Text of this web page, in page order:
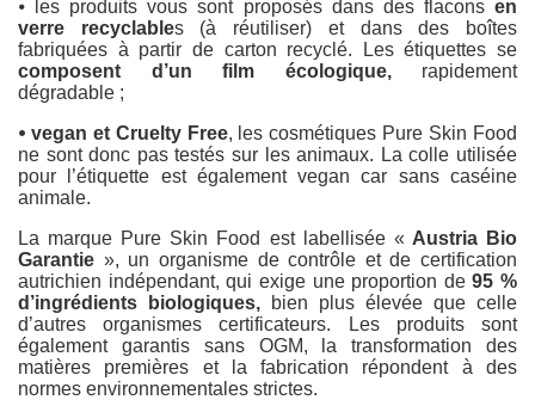
⦁ les produits vous sont proposés dans des flacons en
verre recyclables (à réutiliser) et dans des boîtes
fabriquées à partir de carton recyclé. Les étiquettes se
composent d’un film écologique,rapidement
dégradable ;
⦁ vegan et Cruelty Free, les cosmétiques Pure Skin Food
ne sont donc pas testés sur les animaux. La colle utilisée
pour l’étiquette est également vegan car sans caséine
animale.
La marque Pure Skin Food est labellisée « Austria Bio
Garantie », un organisme de contrôle et de certification
autrichien indépendant, qui exige une proportion de95 %
d’ingrédients biologiques, bien plus élevée que celle
d’autres organismes certificateurs. Les produits sont
également garantis sans OGM, la transformation des
matières premières et la fabrication répondent à des
normes environnementales strictes.